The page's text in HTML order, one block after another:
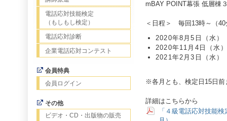
電話応対技能検定
（もしもし検定）
電話応対診断
企業電話応対コンテスト
会員特典
会員ログイン
その他
ビデオ・CD・出版物の販売
mBAY POINT幕張 低層棟
＜日程＞ 毎回13時～（40
2020年8月5日（水）
2020年11月4日（水
2021年2月3日（水）
※各月とも、検定日15日
詳細はこちらから
「４級電話応対技能